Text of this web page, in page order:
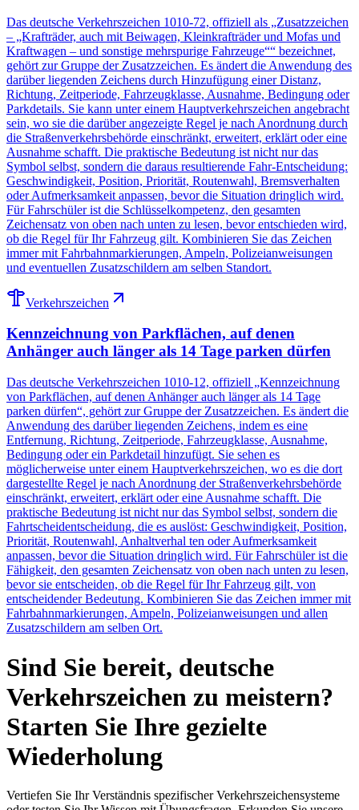
Das deutsche Verkehrszeichen 1010-72, offiziell als „Zusatzzeichen
– „Krafträder, auch mit Beiwagen, Kleinkrafträder und Mofas und
Kraftwagen – und sonstige mehrspurige Fahrzeuge““ bezeichnet,
gehört zur Gruppe der Zusatzzeichen. Es ändert die Anwendung des
darüber liegenden Zeichens durch Hinzufügung einer Distanz,
Richtung, Zeitperiode, Fahrzeugklasse, Ausnahme, Bedingung oder
Parkdetails. Sie kann unter einem Hauptverkehrszeichen angebracht
sein, wo sie die darüber angezeigte Regel je nach Anordnung durch
die Straßenverkehrsbehörde einschränkt, erweitert, erklärt oder eine
Ausnahme schafft. Die praktische Bedeutung ist nicht nur das
Symbol selbst, sondern die daraus resultierende Fahr-Entscheidung:
Geschwindigkeit, Position, Priorität, Routenwahl, Bremsverhalten
oder Aufmerksamkeit anpassen, bevor die Situation dringlich wird.
Für Fahrschüler ist die Schlüsselkompetenz, den gesamten
Zeichensatz von oben nach unten zu lesen, bevor entschieden wird,
ob die Regel für Ihr Fahrzeug gilt. Kombinieren Sie das Zeichen
immer mit Fahrbahnmarkierungen, Ampeln, Polizeianweisungen
und eventuellen Zusatzschildern am selben Standort.
Verkehrszeichen
Kennzeichnung von Parkflächen, auf denen
Anhänger auch länger als 14 Tage parken dürfen
Das deutsche Verkehrszeichen 1010-12, offiziell „Kennzeichnung
von Parkflächen, auf denen Anhänger auch länger als 14 Tage
parken dürfen“, gehört zur Gruppe der Zusatzzeichen. Es ändert die
Anwendung des darüber liegenden Zeichens, indem es eine
Entfernung, Richtung, Zeitperiode, Fahrzeugklasse, Ausnahme,
Bedingung oder ein Parkdetail hinzufügt. Sie sehen es
möglicherweise unter einem Hauptverkehrszeichen, wo es die dort
dargestellte Regel je nach Anordnung der Straßenverkehrsbehörde
einschränkt, erweitert, erklärt oder eine Ausnahme schafft. Die
praktische Bedeutung ist nicht nur das Symbol selbst, sondern die
Fahrtscheidentscheidung, die es auslöst: Geschwindigkeit, Position,
Priorität, Routenwahl, Anhaltverhal ten oder Aufmerksamkeit
anpassen, bevor die Situation dringlich wird. Für Fahrschüler ist die
Fähigkeit, den gesamten Zeichensatz von oben nach unten zu lesen,
bevor sie entscheiden, ob die Regel für Ihr Fahrzeug gilt, von
entscheidender Bedeutung. Kombinieren Sie das Zeichen immer mit
Fahrbahnmarkierungen, Ampeln, Polizeianweisungen und allen
Zusatzschildern am selben Ort.
Sind Sie bereit, deutsche
Verkehrszeichen zu meistern?
Starten Sie Ihre gezielte
Wiederholung
Vertiefen Sie Ihr Verständnis spezifischer Verkehrszeichensysteme